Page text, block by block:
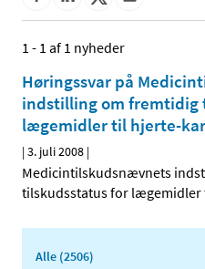
1 - 1 af 1 nyheder
Høringssvar på
indstilling om fremtidig
lægemidler til hjerte-
|3. juli 2008 |
Medicintilskudsnævnets
tilskudsstatus for lægemidler
Alle (2506)